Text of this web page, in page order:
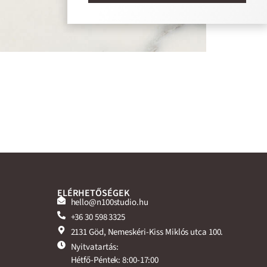
ELÉRHETŐSÉGEK
hello@n100studio.hu
+36 30 598 3325
2131 Göd, Nemeskéri-Kiss Miklós utca 100.
Nyitvatartás:
Hétfő-Péntek: 8:00-17:00